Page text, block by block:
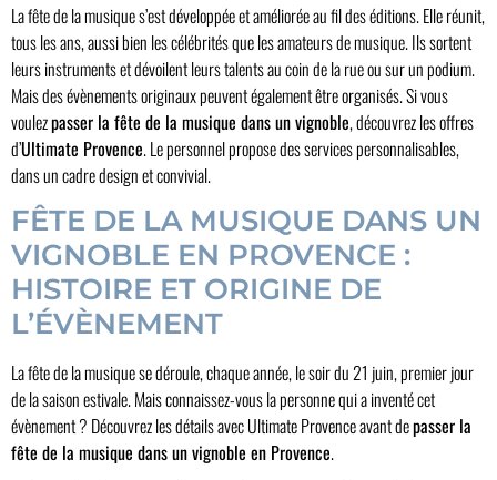
La fête de la musique s’est développée et améliorée au fil des éditions. Elle réunit,
tous les ans, aussi bien les célébrités que les amateurs de musique. Ils sortent
leurs instruments et dévoilent leurs talents au coin de la rue ou sur un podium.
Mais des évènements originaux peuvent également être organisés. Si vous
voulezpasser la fête de la musique dans un vignoble, découvrez les offres
d’Ultimate Provence. Le personnel propose des services personnalisables,
dans un cadre design et convivial.
FÊTE DE LA MUSIQUE DANS UN
VIGNOBLE EN PROVENCE :
HISTOIRE ET ORIGINE DE
L’ÉVÈNEMENT
La fête de la musique se déroule, chaque année, le soir du 21 juin, premier jour
de la saison estivale. Mais connaissez-vous la personne qui a inventé cet
évènement ? Découvrez les détails avec Ultimate Provence avant depasser la
fête de la musique dans un vignoble en Provence.